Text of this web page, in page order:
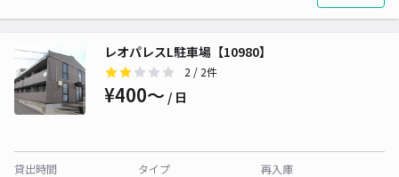
レオパレスL駐車場【10980】
2 / 2件
¥400〜 / 日
貸出時間
タイプ
再入庫